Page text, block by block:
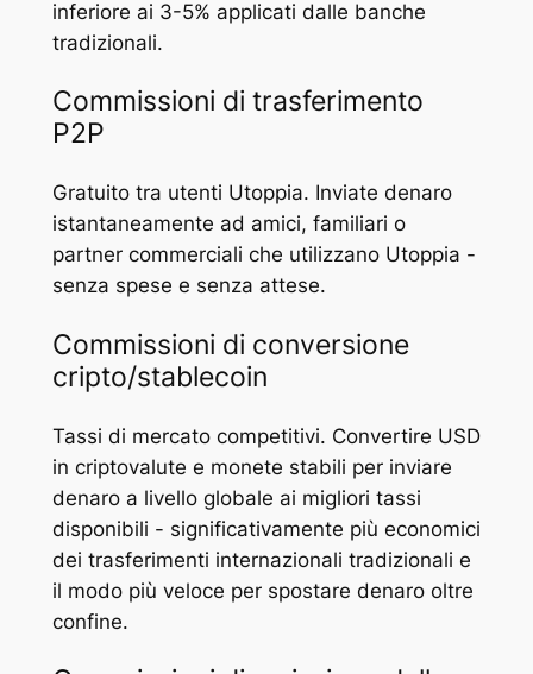
inferiore ai 3-5% applicati dalle banche
tradizionali.
Commissioni di trasferimento
P2P
Gratuito tra utenti Utoppia. Inviate denaro
istantaneamente ad amici, familiari o
partner commerciali che utilizzano Utoppia -
senza spese e senza attese.
Commissioni di conversione
cripto/stablecoin
Tassi di mercato competitivi. Convertire USD
in criptovalute e monete stabili per inviare
denaro a livello globale ai migliori tassi
disponibili - significativamente più economici
dei trasferimenti internazionali tradizionali e
il modo più veloce per spostare denaro oltre
confine.